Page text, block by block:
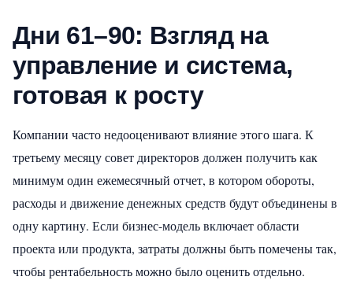
Дни 61–90: Взгляд на
управление и система,
готовая к росту
Компании часто недооценивают влияние этого шага. К
третьему месяцу совет директоров должен получить как
минимум один ежемесячный отчет, в котором обороты,
расходы и движение денежных средств будут объединены в
одну картину. Если бизнес-модель включает области
проекта или продукта, затраты должны быть помечены так,
чтобы рентабельность можно было оценить отдельно.